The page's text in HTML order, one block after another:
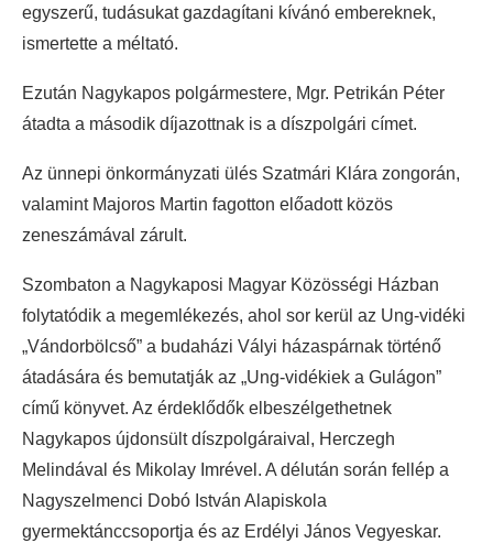
egyszerű, tudásukat gazdagítani kívánó embereknek,
ismertette a méltató.
Ezután Nagykapos polgármestere, Mgr. Petrikán Péter
átadta a második díjazottnak is a díszpolgári címet.
Az ünnepi önkormányzati ülés Szatmári Klára zongorán,
valamint Majoros Martin fagotton előadott közös
zeneszámával zárult.
Szombaton a Nagykaposi Magyar Közösségi Házban
folytatódik a megemlékezés, ahol sor kerül az Ung-vidéki
„Vándorbölcső” a budaházi Vályi házaspárnak történő
átadására és bemutatják az „Ung-vidékiek a Gulágon”
című könyvet. Az érdeklődők elbeszélgethetnek
Nagykapos újdonsült díszpolgáraival, Herczegh
Melindával és Mikolay Imrével. A délután során fellép a
Nagyszelmenci Dobó István Alapiskola
gyermektánccsoportja és az Erdélyi János Vegyeskar.